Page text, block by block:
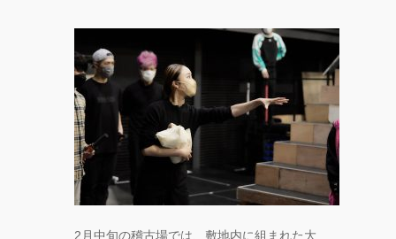
2月中旬の稽古場では、敷地内に組まれた大